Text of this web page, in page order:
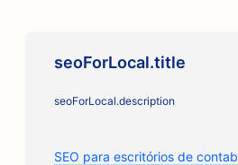
seoForLocal.title
seoForLocal.description
SEO para escritórios de